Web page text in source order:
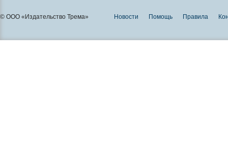
© ООО «Издательство Трема» Новости Помощь Правила